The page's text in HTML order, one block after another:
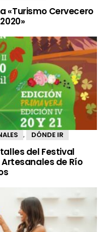
«Turismo Cervecero
, DÓNDE IR
del Festival
de Río